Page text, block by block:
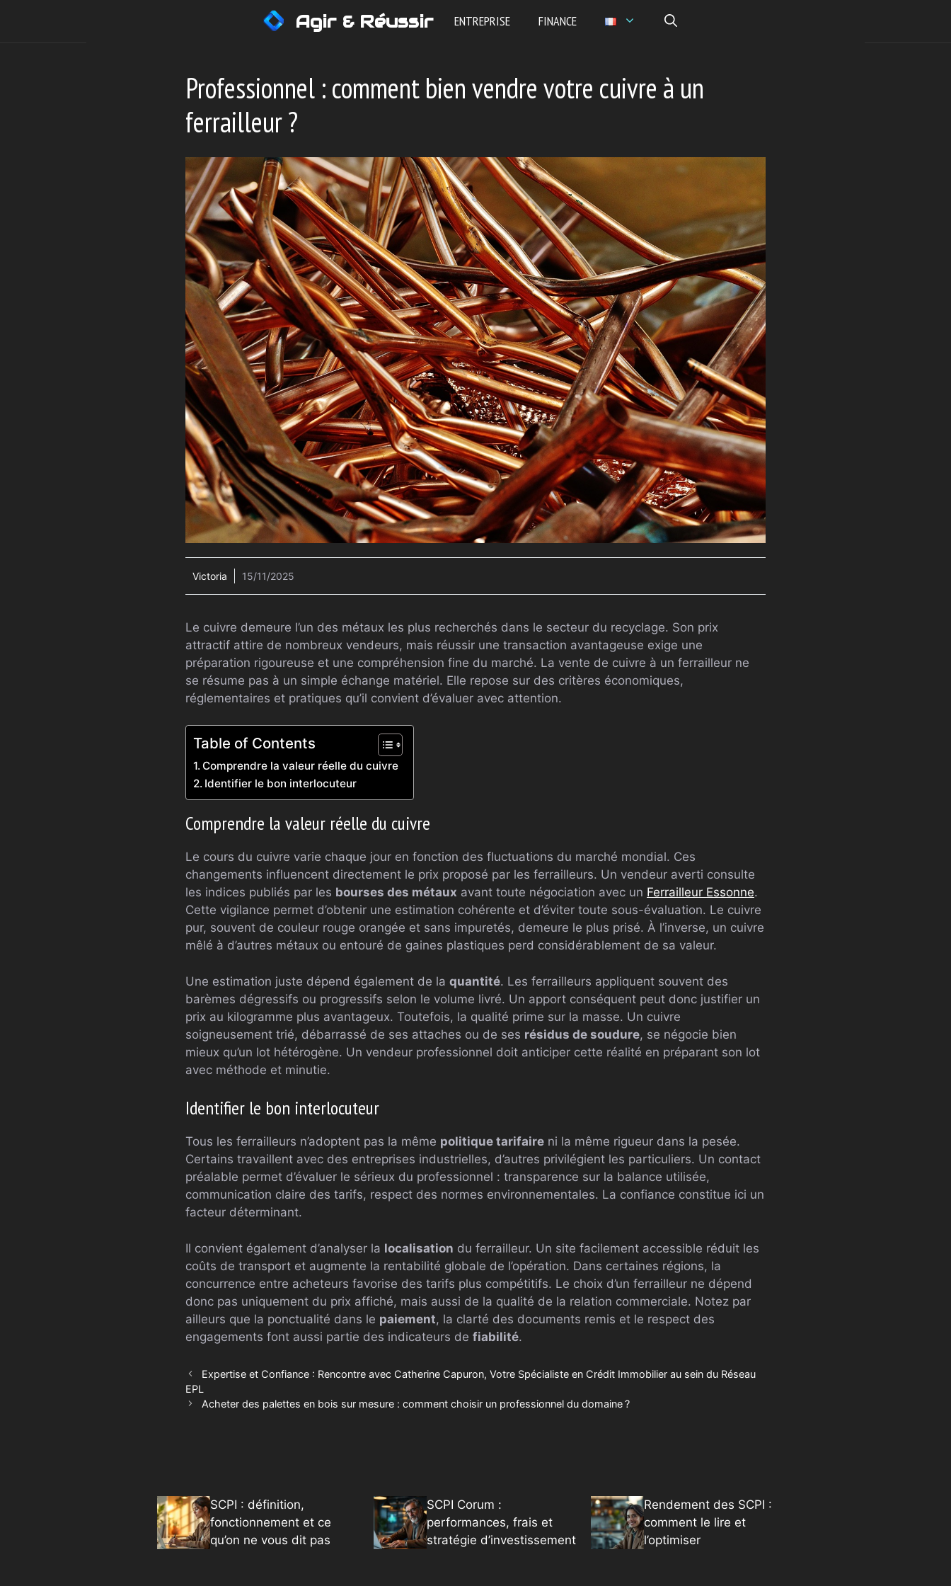
Agir & Réussir ENTREPRISE FINANCE
Professionnel : comment bien vendre votre cuivre à un
ferrailleur ?
Victoria 15/11/2025
Le cuivre demeure l’un des métaux les plus recherchés dans le secteur du recyclage. Son prix
attractif attire de nombreux vendeurs, mais réussir une transaction avantageuse exige une
préparation rigoureuse et une compréhension fine du marché. La vente de cuivre à un ferrailleur ne
se résume pas à un simple échange matériel. Elle repose sur des critères économiques,
réglementaires et pratiques qu’il convient d’évaluer avec attention.
Table of Contents
Comprendre la valeur réelle du cuivre
Identifier le bon interlocuteur
Comprendre la valeur réelle du cuivre
Le cours du cuivre varie chaque jour en fonction des fluctuations du marché mondial. Ces
changements influencent directement le prix proposé par les ferrailleurs. Un vendeur averti consulte
les indices publiés par les bourses des métaux avant toute négociation avec un Ferrailleur Essonne.
Cette vigilance permet d’obtenir une estimation cohérente et d’éviter toute sous-évaluation. Le cuivre
pur, souvent de couleur rouge orangée et sans impuretés, demeure le plus prisé. À l’inverse, un cuivre
mêlé à d’autres métaux ou entouré de gaines plastiques perd considérablement de sa valeur.
Une estimation juste dépend également de la quantité. Les ferrailleurs appliquent souvent des
barèmes dégressifs ou progressifs selon le volume livré. Un apport conséquent peut donc justifier un
prix au kilogramme plus avantageux. Toutefois, la qualité prime sur la masse. Un cuivre
soigneusement trié, débarrassé de ses attaches ou de ses résidus de soudure, se négocie bien
mieux qu’un lot hétérogène. Un vendeur professionnel doit anticiper cette réalité en préparant son lot
avec méthode et minutie.
Identifier le bon interlocuteur
Tous les ferrailleurs n’adoptent pas la même politique tarifaire ni la même rigueur dans la pesée.
Certains travaillent avec des entreprises industrielles, d’autres privilégient les particuliers. Un contact
préalable permet d’évaluer le sérieux du professionnel : transparence sur la balance utilisée,
communication claire des tarifs, respect des normes environnementales. La confiance constitue ici un
facteur déterminant.
Il convient également d’analyser la localisation du ferrailleur. Un site facilement accessible réduit les
coûts de transport et augmente la rentabilité globale de l’opération. Dans certaines régions, la
concurrence entre acheteurs favorise des tarifs plus compétitifs. Le choix d’un ferrailleur ne dépend
donc pas uniquement du prix affiché, mais aussi de la qualité de la relation commerciale. Notez par
ailleurs que la ponctualité dans le paiement, la clarté des documents remis et le respect des
engagements font aussi partie des indicateurs de fiabilité.
Expertise et Confiance : Rencontre avec Catherine Capuron, Votre Spécialiste en Crédit Immobilier au sein du Réseau
EPL
Acheter des palettes en bois sur mesure : comment choisir un professionnel du domaine ?
SCPI : définition,
fonctionnement et ce
qu’on ne vous dit pas
SCPI Corum :
performances, frais et
stratégie d’investissement
Rendement des SCPI :
comment le lire et
l’optimiser